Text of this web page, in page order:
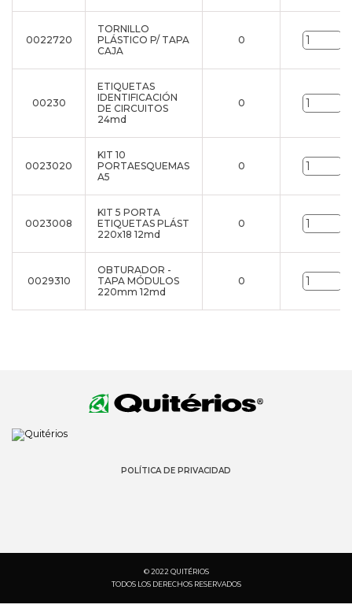
0022720
TORNILLO
PLÁSTICO P/ TAPA
CAJA
0
00230
ETIQUETAS
IDENTIFICACIÓN
DE CIRCUITOS
24md
0
0023020
KIT 10
PORTAESQUEMAS
A5
0
0023008
KIT 5 PORTA
ETIQUETAS PLÁST
220x18 12md
0
0029310
OBTURADOR -
TAPA MÓDULOS
220mm 12md
0
POLÍTICA DE PRIVACIDAD
© 2022 QUITÉRIOS
TODOS LOS DERECHOS RESERVADOS